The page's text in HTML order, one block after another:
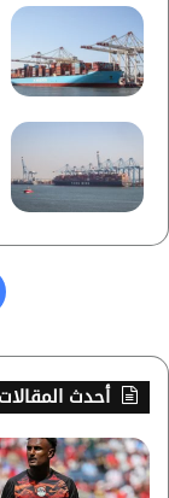
أحدث المقالات